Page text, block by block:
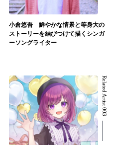
小倉悠吾 鮮やかな情景と等身大の
ストーリーを結びつけて描くシンガ
ーソングライター
Related Artist 003